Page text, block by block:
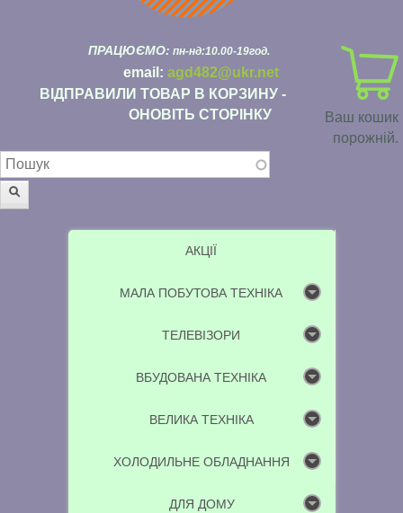
Ваш кошик
порожній.
ПРАЦЮЄМО: пн-нд:10.00-19год.
email: agd482@ukr.net
ВІДПРАВИЛИ ТОВАР В КОРЗИНУ -
ОНОВІТЬ СТОРІНКУ
Пошукова форма
АКЦІЇ
МАЛА ПОБУТОВА ТЕХНІКА
ТЕЛЕВІЗОРИ
ВБУДОВАНА ТЕХНІКА
ВЕЛИКА ТЕХНІКА
ХОЛОДИЛЬНЕ ОБЛАДНАННЯ
ДЛЯ ДОМУ